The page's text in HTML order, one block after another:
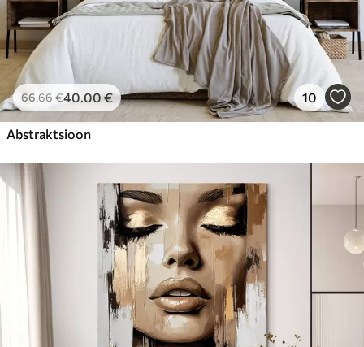
66.66€40.00€ 10
Abstraktsioon